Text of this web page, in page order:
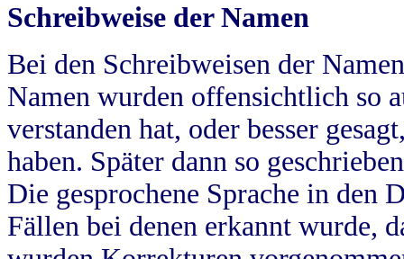
Schreibweise der Namen
Bei den Schreibweisen der
Namen wurden offensichtlich so
verstanden hat, oder besser
haben. Später dann so
Die gesprochene Sprache in
Fällen bei denen erkannt wurde,